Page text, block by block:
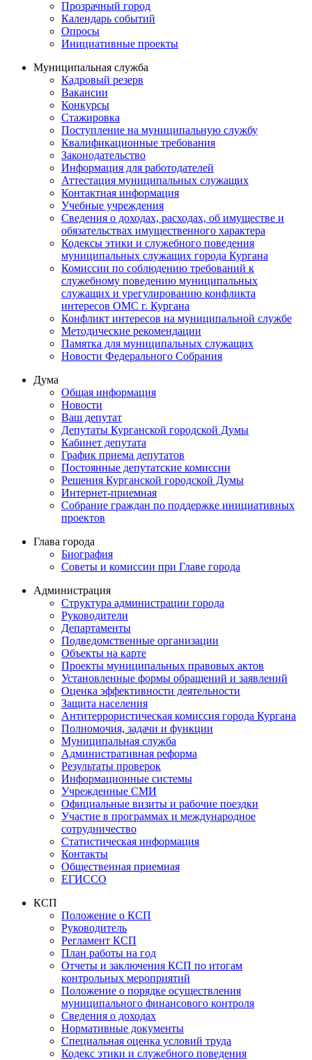
Прозрачный город
Календарь событий
Опросы
Инициативные проекты
Муниципальная служба
Кадровый резерв
Вакансии
Конкурсы
Стажировка
Поступление на муниципальную службу
Квалификационные требования
Законодательство
Информация для работодателей
Аттестация муниципальных служащих
Контактная информация
Учебные учреждения
Сведения о доходах, расходах, об имуществе и
обязательствах имущественного характера
Кодексы этики и служебного поведения
муниципальных служащих города Кургана
Комиссии по соблюдению требований к
служебному поведению муниципальных
служащих и урегулированию конфликта
интересов ОМС г. Кургана
Конфликт интересов на муниципальной службе
Методические рекомендации
Памятка для муниципальных служащих
Новости Федерального Cобрания
Дума
Общая информация
Новости
Ваш депутат
Депутаты Курганской городской Думы
Кабинет депутата
График приема депутатов
Постоянные депутатские комиссии
Решения Курганской городской Думы
Интернет-приемная
Собрание граждан по поддержке инициативных
проектов
Глава города
Биография
Советы и комиссии при Главе города
Администрация
Структура администрации города
Руководители
Департаменты
Подведомственные организации
Объекты на карте
Проекты муниципальных правовых актов
Установленные формы обращений и заявлений
Оценка эффективности деятельности
Защита населения
Антитеррористическая комиссия города Кургана
Полномочия, задачи и функции
Муниципальная служба
Административная реформа
Результаты проверок
Информационные системы
Учрежденные СМИ
Официальные визиты и рабочие поездки
Участие в программах и международное
сотрудничество
Статистическая информация
Контакты
Общественная приемная
ЕГИССО
КСП
Положение о КСП
Руководитель
Регламент КСП
План работы на год
Отчеты и заключения КСП по итогам
контрольных мероприятий
Положение о порядке осуществления
муниципального финансового контроля
Сведения о доходах
Нормативные документы
Специальная оценка условий труда
Кодекс этики и служебного поведения